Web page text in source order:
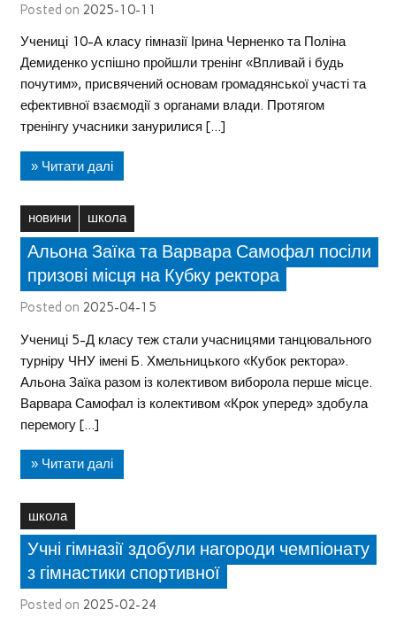
Posted on 2025-10-11
Учениці 10-А класу гімназії Ірина Черненко та Поліна
Демиденко успішно пройшли тренінг «Впливай і будь
почутим», присвячений основам громадянської участі та
ефективної взаємодії з органами влади. Протягом
тренінгу учасники занурилися […]
» Читати далі
новини школа
Альона Заїка та Варвара Самофал посіли
призові місця на Кубку ректора
Posted on 2025-04-15
Учениці 5-Д класу теж стали учасницями танцювального
турніру ЧНУ імені Б. Хмельницького «Кубок ректора».
Альона Заїка разом із колективом виборола перше місце.
Варвара Самофал із колективом «Крок уперед» здобула
перемогу […]
» Читати далі
школа
Учні гімназії здобули нагороди чемпіонату
з гімнастики спортивної
Posted on 2025-02-24